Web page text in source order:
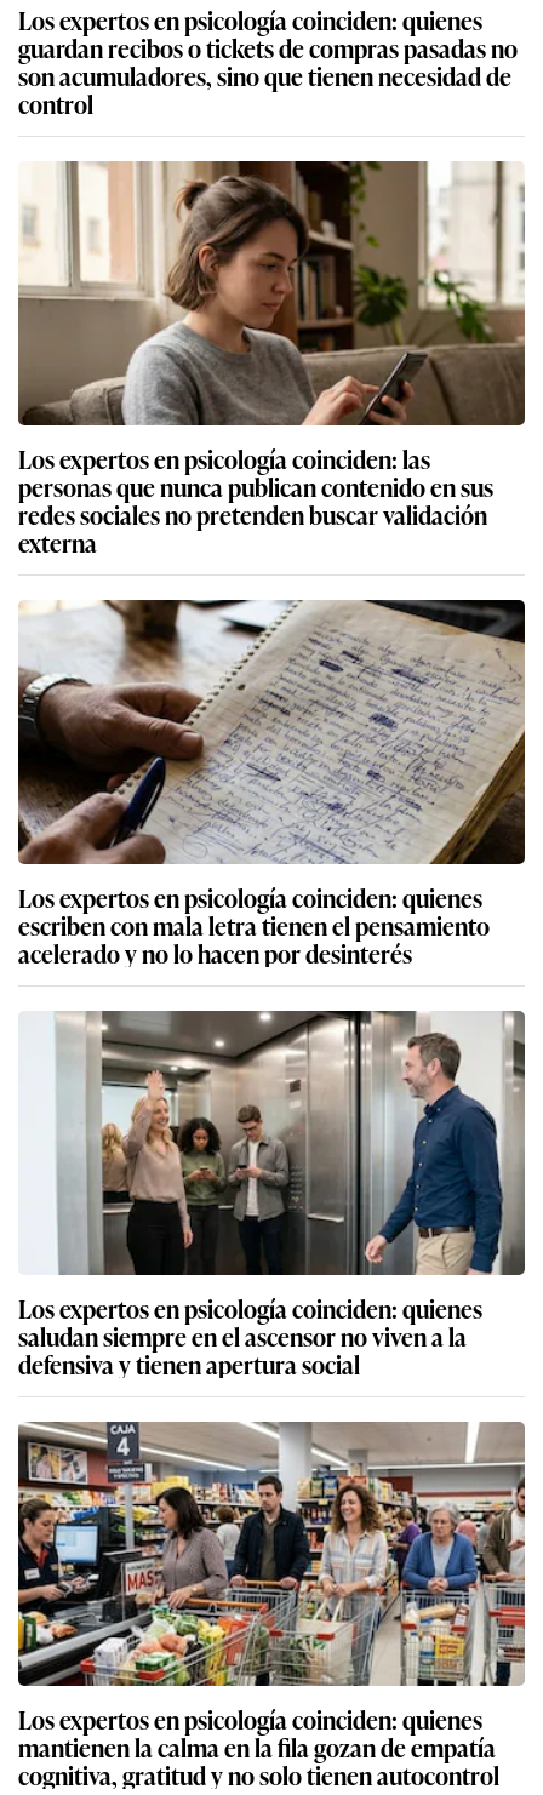
Los expertos en psicología coinciden: quienes
guardan recibos o tickets de compras pasadas no
son acumuladores, sino que tienen necesidad de
control
Los expertos en psicología coinciden: las
personas que nunca publican contenido en sus
redes sociales no pretenden buscar validación
externa
Los expertos en psicología coinciden: quienes
escriben con mala letra tienen el pensamiento
acelerado y no lo hacen por desinterés
Los expertos en psicología coinciden: quienes
saludan siempre en el ascensor no viven a la
defensiva y tienen apertura social
Los expertos en psicología coinciden: quienes
mantienen la calma en la fila gozan de empatía
cognitiva, gratitud y no solo tienen autocontrol